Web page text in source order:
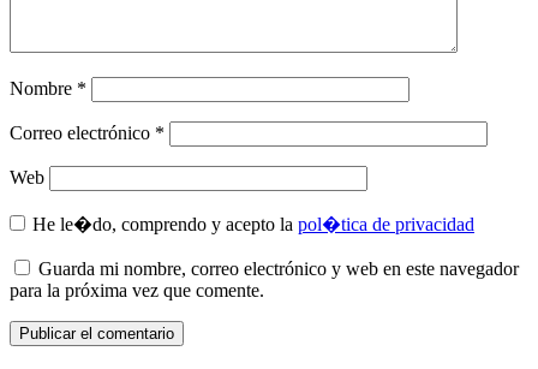
Nombre *
Correo electrónico *
Web
He le�do, comprendo y acepto la pol�tica de privacidad
Guarda mi nombre, correo electrónico y web en este navegador
para la próxima vez que comente.